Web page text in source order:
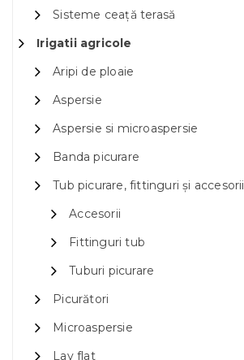
Sisteme ceață terasă
Irigatii agricole
Aripi de ploaie
Aspersie
Aspersie si microaspersie
Banda picurare
Tub picurare, fittinguri și accesorii
Accesorii
Fittinguri tub
Tuburi picurare
Picurători
Microaspersie
Lay flat